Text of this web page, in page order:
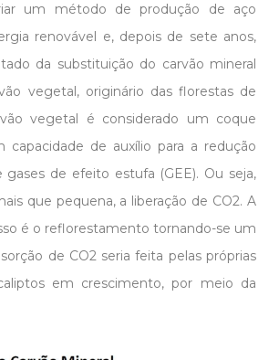
um método de produção de aço
renovável e, depois de sete anos,
da substituição do carvão mineral
vegetal, originário das florestas de
vegetal é considerado um coque
capacidade de auxílio para a redução
gases de efeito estufa (GEE). Ou seja,
que pequena, a liberação de CO2. A
é o reflorestamento tornando-se um
de CO2 seria feita pelas próprias
em crescimento, por meio da